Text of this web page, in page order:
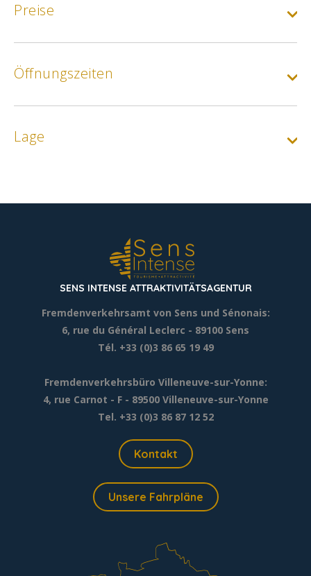
Preise
Öffnungszeiten
Lage
SENS INTENSE ATTRAKTIVITÄTSAGENTUR
Fremdenverkehrsamt von Sens und Sénonais:
6, rue du Général Leclerc - 89100 Sens
Tél. +33 (0)3 86 65 19 49
Fremdenverkehrsbüro Villeneuve-sur-Yonne:
4, rue Carnot - F - 89500 Villeneuve-sur-Yonne
Tel. +33 (0)3 86 87 12 52
Kontakt
Unsere Fahrpläne